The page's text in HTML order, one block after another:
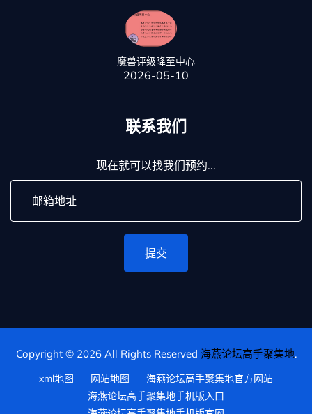
魔兽评级降至中心
2026-05-10
联系我们
现在就可以找我们预约...
提交
Copyright © 2026 All Rights Reserved 海燕论坛高手聚集地.
xml地图 网站地图
海燕论坛高手聚集地官方网站
海燕论坛高手聚集地手机版入口